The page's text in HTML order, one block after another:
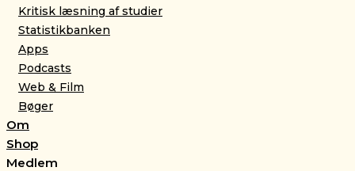
Kritisk læsning af studier
Statistikbanken
Apps
Podcasts
Web & Film
Bøger
Om
Shop
Medlem